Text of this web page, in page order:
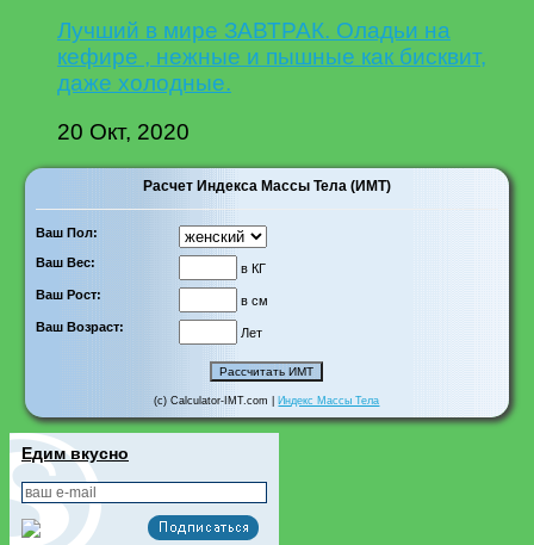
Лучший в мире ЗАВТРАК. Оладьи на
кефире , нежные и пышные как бисквит,
даже холодные.
20 Окт, 2020
Расчет Индекса Массы Тела (ИМТ)
Ваш Пол:
Ваш Вес:
в КГ
Ваш Рост:
в см
Ваш Возраст:
Лет
(c) Calculator-IMT.com | Индекс Массы Тела
Едим вкусно